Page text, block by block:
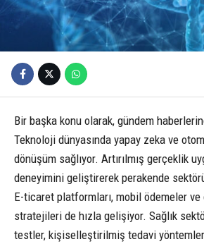
Bir başka konu olarak, gündem
Teknoloji dünyasında yapay zeka ve
dönüşüm sağlıyor. Artırılmış gerçeklik
deneyimini geliştirerek perakende
E-ticaret platformları, mobil ödemeler
stratejileri de hızla gelişiyor. Sağlık
testler, kişiselleştirilmiş tedavi